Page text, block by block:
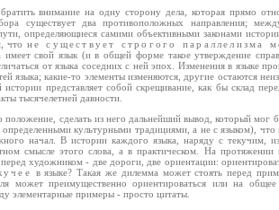
внимание на одну сторону дела, которая прямо
существует два противоположных направления;
определяющиеся самими объективными законами
что не существует строгого параллелизма
имеет свой язык (и в общей форме такое утверждение
от языка соседних с ней эпох. Изменения в языке
языка; какие-то элементы изменяются, другие остаются
истории представляет собой скрещивание, как бы склад
тысячелетней давности.
положение, сделать из него дальнейший вывод, который мог
культурными традициями, а не с языком), что
начал. В истории каждого языка, наряду с текучим,
смысле этого слова, а в практическом. На
художником - две дороги, две ориентации:
в языке? Такая же дилемма может стоять перед
может преимущественно ориентироваться или на
элементарные примеры - просто цитаты.